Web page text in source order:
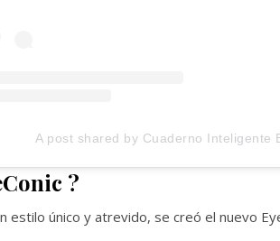
A post shared by Cuaderno Inteligente
?
estilo único y atrevido, se creó el nuevo